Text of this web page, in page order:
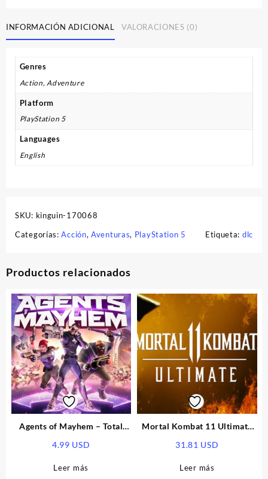
Order
Bonus
PS5
Key
cantidad
INFORMACIÓN ADICIONAL VALORACIONES (0)
Genres
Action, Adventure
Platform
PlayStation 5
Languages
English
SKU: kinguin-170068
Categorías:Acción,Aventuras, PlayStation 5 Etiqueta: dlc
Productos relacionados
Agents of Mayhem – Total
One/XBOX Series X|S CD Key
4.99 USD
Leer más
Mortal Kombat 11 Ultimate
31.81 USD
Leer más